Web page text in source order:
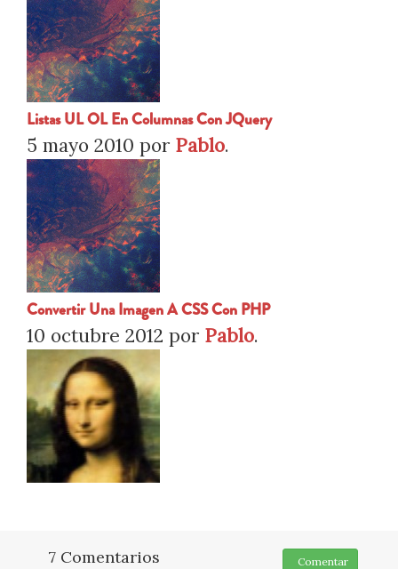
Listas UL OL En Columnas Con JQuery
5 mayo 2010 por Pablo.
Convertir Una Imagen A CSS Con PHP
10 octubre 2012 por Pablo.
7 Comentarios Comentar